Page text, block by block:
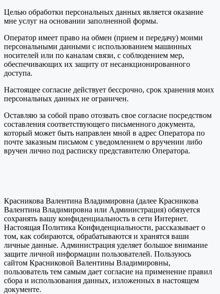
Целью обработки персональных данных является оказание
мне услуг на основании заполненной формы.
Оператор имеет право на обмен (прием и передачу) моими
персональными данными с использованием машинных
носителей или по каналам связи, с соблюдением мер,
обеспечивающих их защиту от несанкционированного
доступа.
Настоящее согласие действует бессрочно, срок хранения моих
персональных данных не ограничен.
Оставляю за собой право отозвать свое согласие посредством
составления соответствующего письменного документа,
который может быть направлен мной в адрес Оператора по
почте заказным письмом с уведомлением о вручении либо
вручен лично под расписку представителю Оператора.
Красникова Валентина Владимировна (далее Красникова
Валентина Владимировна или Администрация) обязуется
сохранять вашу конфиденциальность в сети Интернет.
Настоящая Политика Конфиденциальности, рассказывает о
том, как собираются, обрабатываются и хранятся ваши
личные данные. Администрация уделяет большое внимание
защите личной информации пользователей. Пользуюсь
сайтом Красниковой Валентины Владимировны,
пользователь тем самым дает согласие на применение правил
сбора и использования данных, изложенных в настоящем
документе.